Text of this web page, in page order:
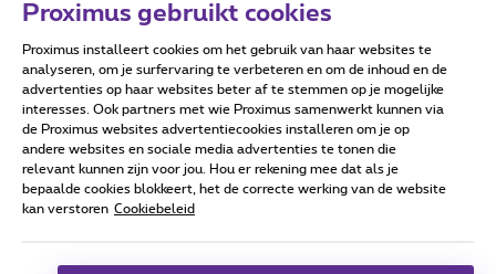
Forumvoorwaarden Accessibility statement
Alle rechten voorbehouden. © Proximus
Algemene voorwaarden, consumenteninfo
Proximus gebruikt cookies
Proximus installeert cookies om het gebruik van haar websites te
analyseren, om je surfervaring te verbeteren en om de inhoud en de
advertenties op haar websites beter af te stemmen op je mogelijke
interesses. Ook partners met wie Proximus samenwerkt kunnen via
de Proximus websites advertentiecookies installeren om je op
andere websites en sociale media advertenties te tonen die
relevant kunnen zijn voor jou. Hou er rekening mee dat als je
bepaalde cookies blokkeert, het de correcte werking van de website
kan verstoren Cookiebeleid